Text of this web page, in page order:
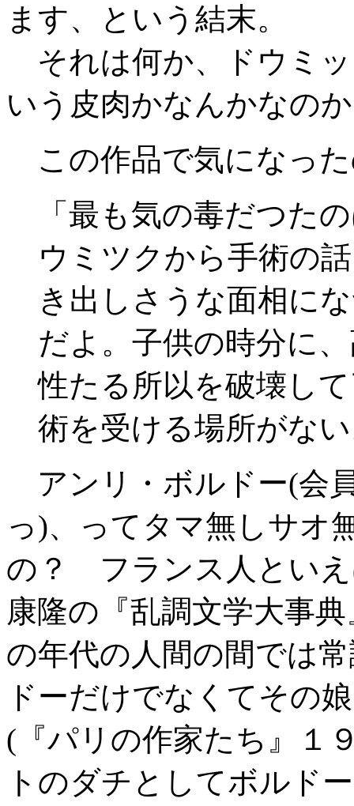
ます、という結末。
それは何か、ドウミ
いう皮肉かなんかなの
この作品で気になっ
「最も気の毒だつた
ウミツクから手術の
き出しさうな面相に
だよ。子供の時分に
性たる所以を破壊し
術を受ける場所がな
アンリ・ボルドー(会
っ)、ってタマ無しサオ
の？ フランス人とい
康隆の『乱調文学大事
の年代の人間の間では
ドーだけでなくてその
(『パリの作家たち』１
トのダチとしてボルド